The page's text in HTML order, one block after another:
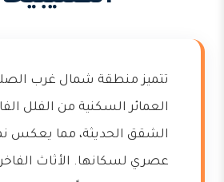
تتميز منطقة شمال غرب
العمائر السكنية من الفلل
الشقق الحديثة، مما يعكس
عصري لسكانها. الأثاث